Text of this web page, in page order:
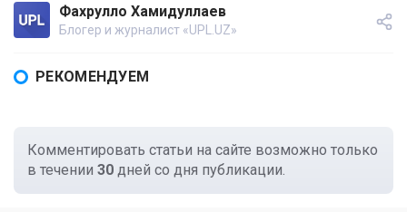
Фахрулло Хамидуллаев
Блогер и журналист «UPL.UZ»
РЕКОМЕНДУЕМ
Комментировать статьи на сайте возможно только
в течении 30 дней со дня публикации.